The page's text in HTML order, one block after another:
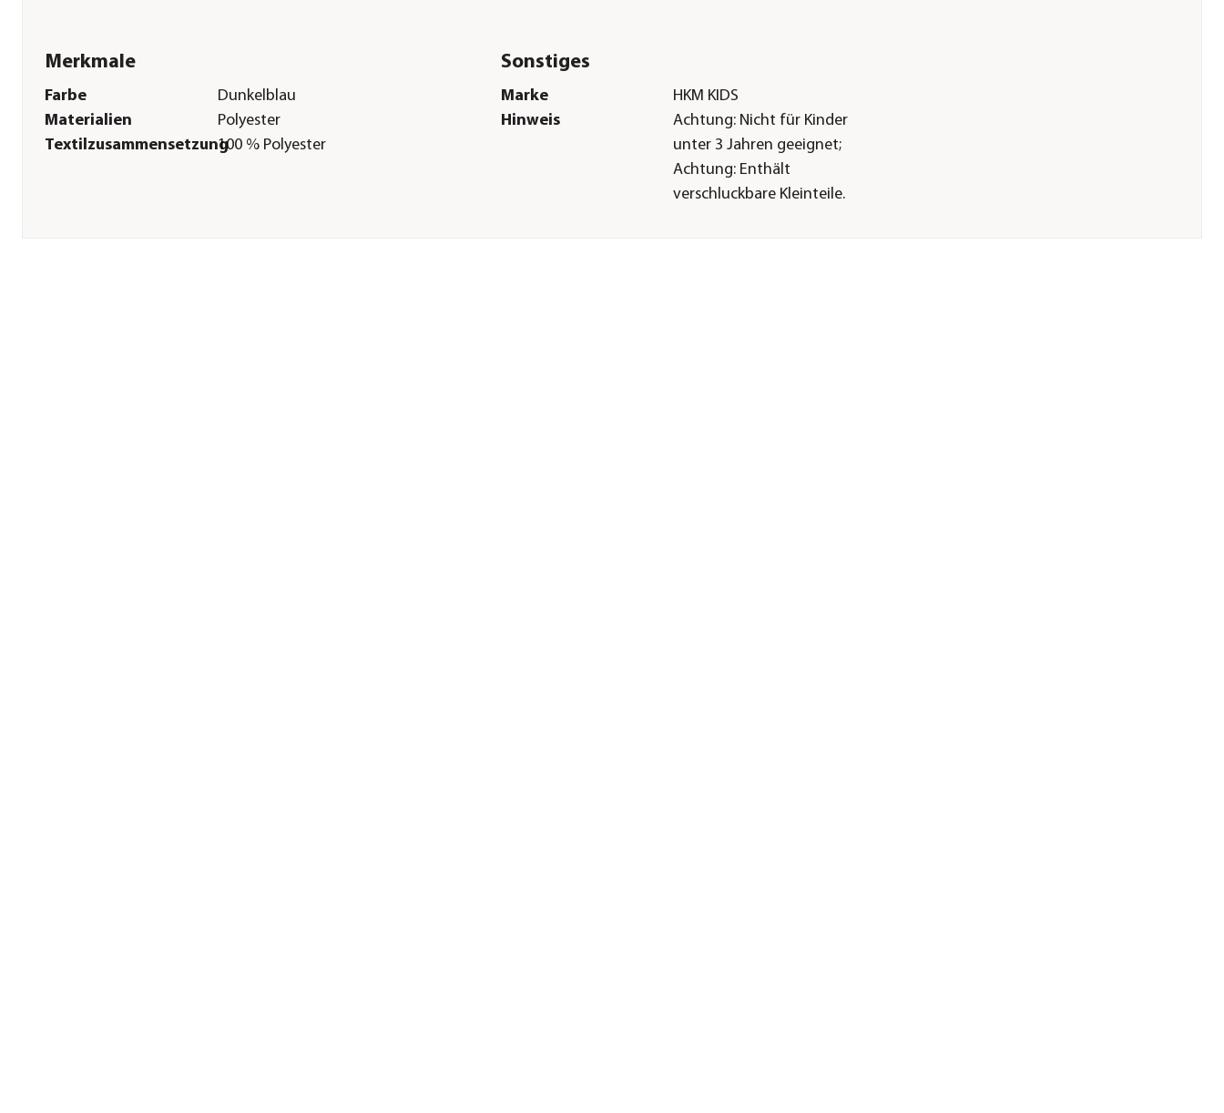
Merkmale
Farbe
Dunkelblau
Materialien
Polyester
Textilzusammensetzung100 % Polyester
Sonstiges
Marke
HKM KIDS
Hinweis
Achtung: Nicht für Kinder
unter 3 Jahren geeignet;
Achtung: Enthält
verschluckbare Kleinteile.